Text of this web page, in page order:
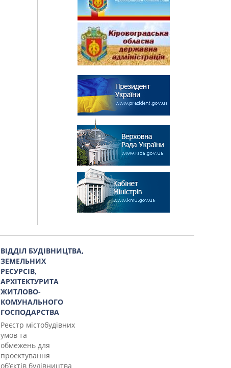
ВІДДІЛ БУДІВНИЦТВА,
ЗЕМЕЛЬНИХ
РЕСУРСІВ,
АРХІТЕКТУРИТА
ЖИТЛОВО-
КОМУНАЛЬНОГО
ГОСПОДАРСТВА
Реєстр містобудівних
умов та
обмежень для
проектування
об’єктів будівництва